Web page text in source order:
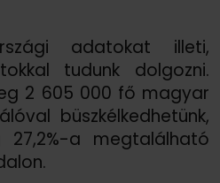
adatokat illeti,
tudunk dolgozni.
2 605 000 fő magyar
büszkélkedhetünk,
a megtalálható